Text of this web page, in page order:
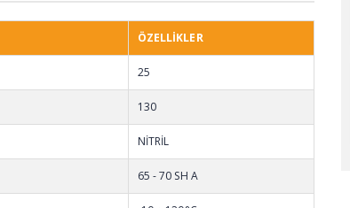
ÖZELLİKLER
25
130
NİTRİL
65 - 70 SH A
(50 ADET)
Kalıp Yayları KYD-